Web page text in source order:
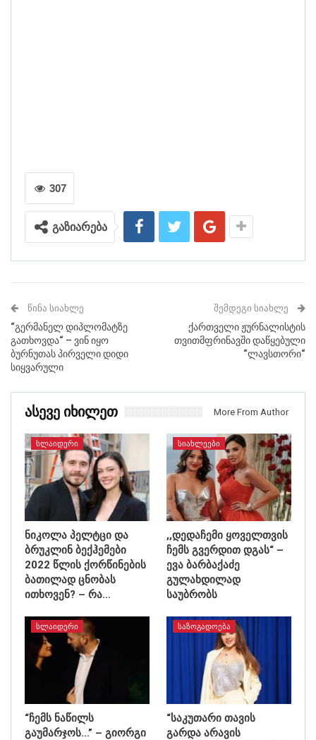
307
გაზიარება
ᲬᲘᲜᲐ ᲡᲘᲐᲮᲚᲔ
“გერმანელ დიპლომატზე
გათხოვდა“ – ვინ იყო
ბურნუთას პირველი დიდი
სიყვარული
ᲨᲔᲛᲓᲔᲒᲘ ᲡᲘᲐᲮᲚᲔ
ქართველი ჟურნალისტის
თვითმფრინავში დაწყებული
“ლავსთორი“
Ასევე Იხილეთ More From Author
ᲡᲚᲐᲘᲓᲔᲠᲘ
ნიკოლა პელტცი და
ბრუკლინ ბექჰემები
2022 წლის ქორწინების
ბათილად ცნობას
ითხოვენ? – რა…
ᲡᲘᲐᲮᲚᲔᲔᲑᲘ
,,დედაჩემი ყოველთვის
ჩემს გვერდით დგას“ –
ევა ბარბაქაძე
გულახდილად
საუბრობს
ᲡᲚᲐᲘᲓᲔᲠᲘ
“ჩემს ნაწილს
გაუმარჯოს…” – გიორგი
ᲡᲐᲖᲝᲒᲐᲓᲝᲔᲑᲐ
“საკუთარი თავის
გარდა არავის